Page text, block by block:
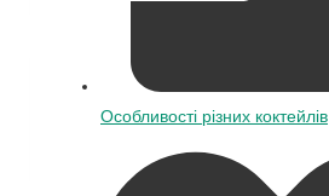
Особливості різних коктейлів